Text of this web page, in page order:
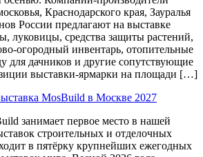
Краснодарского края, Зауралья
России предлагают на выставке
луковицы, средства защиты растений,
огородный инвентарь, отопительные
для дачников и другие сопутствующие
выставки-ярмарки на площади […]
MosBuild в Москве 2027
занимает первое место в нашей
строительных и отделочных
в пятёрку крупнейших ежегодных